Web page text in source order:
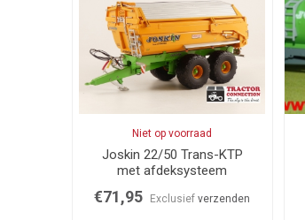
Niet op voorraad
Joskin 22/50 Trans-KTP
met afdeksysteem
€71,95 Exclusiefverzenden